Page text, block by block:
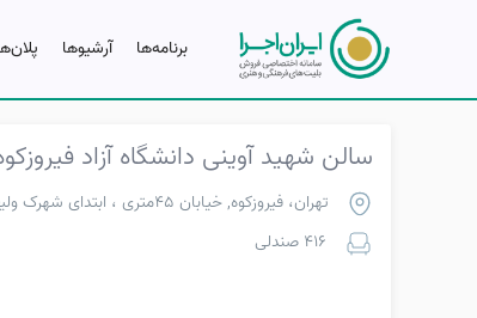
برنامه‌ها آرشیو‌ها
سالن شهید آوینی دانشگاه آزاد
تهران، فیروزکوه, خیابان ۴۵متری ، ابتدای شهرک ولیعصر(عج)
416 صندلی